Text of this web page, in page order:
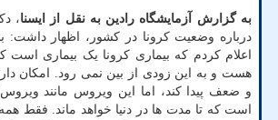
به گزارش آزمایشگاه رادین به نقل از ایسنا،
درباره وضعیت کرونا در کشور، اظهار داشت:
اعلام کردم که بیماری کرونا یک بیماری است که
هست و به این زودی از بین نمی رود. امکان
و ضعف پیدا کند، اما این ویروس مانند ویروس
است که تا مدت ها در دنیا خواهد ماند. فقط همه